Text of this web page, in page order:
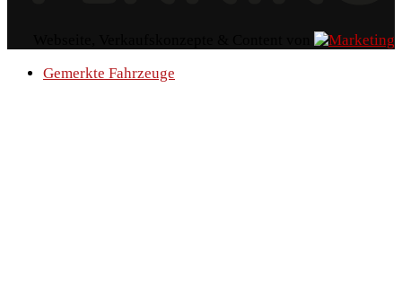
Gemerkte Fahrzeuge